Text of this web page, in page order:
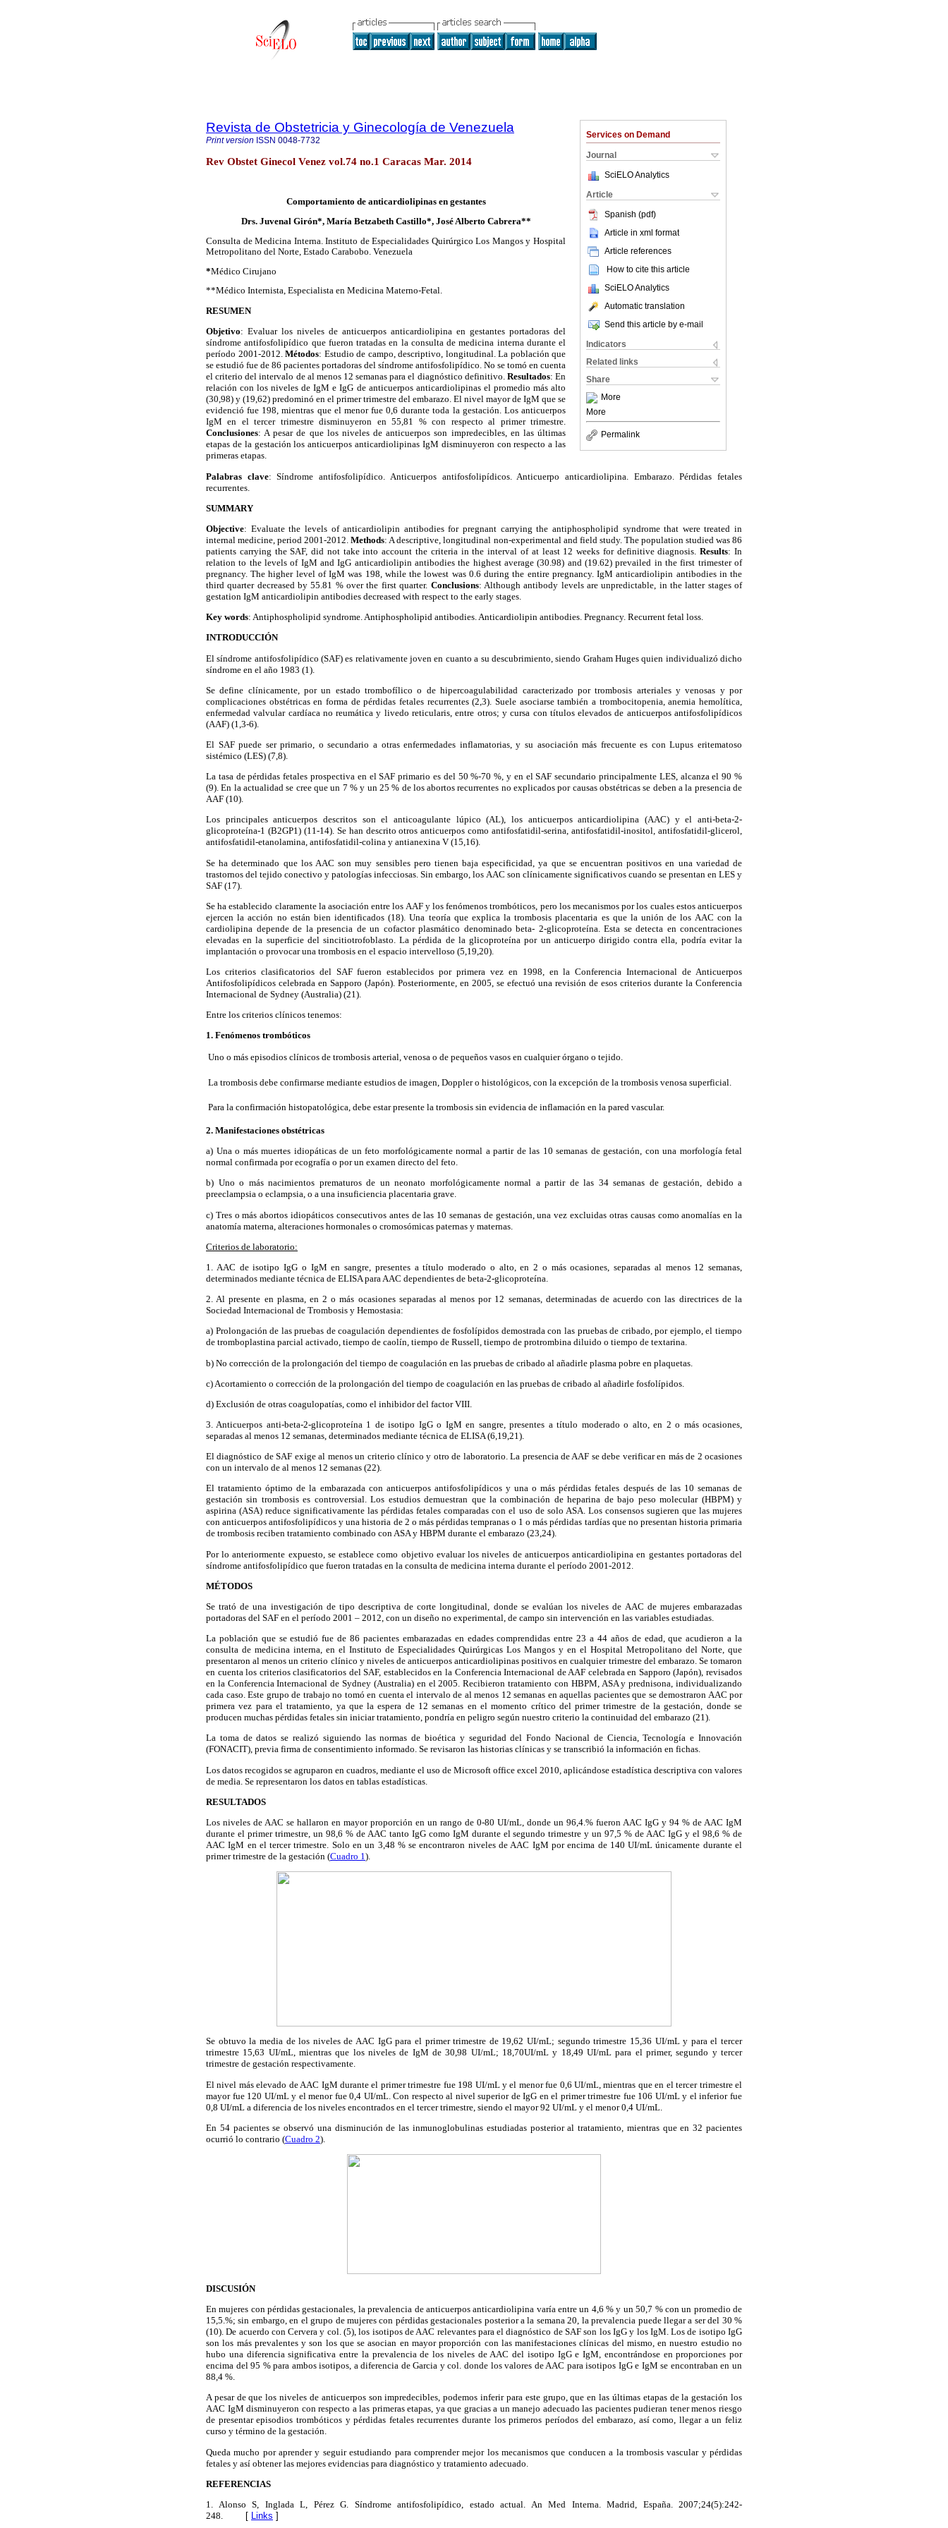
Services on Demand
Journal
SciELO Analytics
Article
Spanish (pdf)
Article in xml format
Article references
How to cite this article
SciELO Analytics
Automatic translation
Send this article by e-mail
Indicators
Related links
Share
More
More
Permalink
Revista de Obstetricia y Ginecología de Venezuela
Print version ISSN 0048-7732
Rev Obstet Ginecol Venez vol.74 no.1 Caracas Mar. 2014
Comportamiento de anticardiolipinas en gestantes
Drs. Juvenal Girón*, María Betzabeth Castillo*, José Alberto Cabrera**
Consulta de Medicina Interna. Instituto de Especialidades Quirúrgico Los Mangos y Hospital
Metropolitano del Norte, Estado Carabobo. Venezuela
*Médico Cirujano
**Médico Internista, Especialista en Medicina Materno-Fetal.
RESUMEN
Objetivo: Evaluar los niveles de anticuerpos anticardiolipina en gestantes portadoras del
síndrome antifosfolipídico que fueron tratadas en la consulta de medicina interna durante el
período 2001-2012. Métodos: Estudio de campo, descriptivo, longitudinal. La población que
se estudió fue de 86 pacientes portadoras del síndrome antifosfolipídico. No se tomó en cuenta
el criterio del intervalo de al menos 12 semanas para el diagnóstico definitivo. Resultados: En
relación con los niveles de IgM e IgG de anticuerpos anticardiolipinas el promedio más alto
(30,98) y (19,62) predominó en el primer trimestre del embarazo. El nivel mayor de IgM que se
evidenció fue 198, mientras que el menor fue 0,6 durante toda la gestación. Los anticuerpos
IgM en el tercer trimestre disminuyeron en 55,81 % con respecto al primer trimestre.
Conclusiones: A pesar de que los niveles de anticuerpos son impredecibles, en las últimas
etapas de la gestación los anticuerpos anticardiolipinas IgM disminuyeron con respecto a las
primeras etapas.
Palabras clave: Síndrome antifosfolipídico. Anticuerpos antifosfolipídicos. Anticuerpo anticardiolipina. Embarazo. Pérdidas fetales
recurrentes.
SUMMARY
Objective: Evaluate the levels of anticardiolipin antibodies for pregnant carrying the antiphospholipid syndrome that were treated in
internal medicine, period 2001-2012.Methods: A descriptive, longitudinal non-experimental and field study. The population studied was 86
patients carrying the SAF, did not take into account the criteria in the interval of at least 12 weeks for definitive diagnosis.Results: In
relation to the levels of IgM and IgG anticardiolipin antibodies the highest average (30.98) and (19.62) prevailed in the first trimester of
pregnancy. The higher level of IgM was 198, while the lowest was 0.6 during the entire pregnancy. IgM anticardiolipin antibodies in the
third quarter decreased by 55.81 % over the first quarter. Conclusions: Although antibody levels are unpredictable, in the latter stages of
gestation IgM anticardiolipin antibodies decreased with respect to the early stages.
Key words: Antiphospholipid syndrome. Antiphospholipid antibodies. Anticardiolipin antibodies. Pregnancy. Recurrent fetal loss.
INTRODUCCIÓN
El síndrome antifosfolipídico (SAF) es relativamente joven en cuanto a su descubrimiento, siendo Graham Huges quien individualizó dicho
síndrome en el año 1983 (1).
Se define clínicamente, por un estado trombofílico o de hipercoagulabilidad caracterizado por trombosis arteriales y venosas y por
complicaciones obstétricas en forma de pérdidas fetales recurrentes (2,3). Suele asociarse también a trombocitopenia, anemia hemolítica,
enfermedad valvular cardíaca no reumática y livedo reticularis, entre otros; y cursa con títulos elevados de anticuerpos antifosfolipídicos
(AAF) (1,3-6).
El SAF puede ser primario, o secundario a otras enfermedades inflamatorias, y su asociación más frecuente es con Lupus eritematoso
sistémico (LES) (7,8).
La tasa de pérdidas fetales prospectiva en el SAF primario es del 50 %-70 %, y en el SAF secundario principalmente LES, alcanza el 90 %
(9). En la actualidad se cree que un 7 % y un 25 % de los abortos recurrentes no explicados por causas obstétricas se deben a la presencia de
AAF (10).
Los principales anticuerpos descritos son el anticoagulante lúpico (AL), los anticuerpos anticardiolipina (AAC) y el anti-beta-2-
glicoproteína-1 (B2GP1) (11-14). Se han descrito otros anticuerpos como antifosfatidil-serina, antifosfatidil-inositol, antifosfatidil-glicerol,
antifosfatidil-etanolamina, antifosfatidil-colina y antianexina V (15,16).
Se ha determinado que los AAC son muy sensibles pero tienen baja especificidad, ya que se encuentran positivos en una variedad de
trastornos del tejido conectivo y patologías infecciosas. Sin embargo, los AAC son clínicamente significativos cuando se presentan en LES y
SAF (17).
Se ha establecido claramente la asociación entre los AAF y los fenómenos trombóticos, pero los mecanismos por los cuales estos anticuerpos
ejercen la acción no están bien identificados (18). Una teoría que explica la trombosis placentaria es que la unión de los AAC con la
cardiolipina depende de la presencia de un cofactor plasmático denominado beta- 2-glicoproteína. Esta se detecta en concentraciones
elevadas en la superficie del sincitiotrofoblasto. La pérdida de la glicoproteína por un anticuerpo dirigido contra ella, podría evitar la
implantación o provocar una trombosis en el espacio intervelloso (5,19,20).
Los criterios clasificatorios del SAF fueron establecidos por primera vez en 1998, en la Conferencia Internacional de Anticuerpos
Antifosfolipídicos celebrada en Sapporo (Japón). Posteriormente, en 2005, se efectuó una revisión de esos criterios durante la Conferencia
Internacional de Sydney (Australia) (21).
Entre los criterios clínicos tenemos:
1. Fenómenos trombóticos
 Uno o más episodios clínicos de trombosis arterial, venosa o de pequeños vasos en cualquier órgano o tejido.
 La trombosis debe confirmarse mediante estudios de imagen, Doppler o histológicos, con la excepción de la trombosis venosa superficial.
 Para la confirmación histopatológica, debe estar presente la trombosis sin evidencia de inflamación en la pared vascular.
2. Manifestaciones obstétricas
a) Una o más muertes idiopáticas de un feto morfológicamente normal a partir de las 10 semanas de gestación, con una morfología fetal
normal confirmada por ecografía o por un examen directo del feto.
b) Uno o más nacimientos prematuros de un neonato morfológicamente normal a partir de las 34 semanas de gestación, debido a
preeclampsia o eclampsia, o a una insuficiencia placentaria grave.
c) Tres o más abortos idiopáticos consecutivos antes de las 10 semanas de gestación, una vez excluidas otras causas como anomalías en la
anatomía materna, alteraciones hormonales o cromosómicas paternas y maternas.
Criterios de laboratorio:
1. AAC de isotipo IgG o IgM en sangre, presentes a título moderado o alto, en 2 o más ocasiones, separadas al menos 12 semanas,
determinados mediante técnica de ELISA para AAC dependientes de beta-2-glicoproteína.
2. Al presente en plasma, en 2 o más ocasiones separadas al menos por 12 semanas, determinadas de acuerdo con las directrices de la
Sociedad Internacional de Trombosis y Hemostasia:
a) Prolongación de las pruebas de coagulación dependientes de fosfolípidos demostrada con las pruebas de cribado, por ejemplo, el tiempo
de tromboplastina parcial activado, tiempo de caolín, tiempo de Russell, tiempo de protrombina diluido o tiempo de textarina.
b) No corrección de la prolongación del tiempo de coagulación en las pruebas de cribado al añadirle plasma pobre en plaquetas.
c) Acortamiento o corrección de la prolongación del tiempo de coagulación en las pruebas de cribado al añadirle fosfolípidos.
d) Exclusión de otras coagulopatías, como el inhibidor del factor VIII.
3. Anticuerpos anti-beta-2-glicoproteína 1 de isotipo IgG o IgM en sangre, presentes a título moderado o alto, en 2 o más ocasiones,
separadas al menos 12 semanas, determinados mediante técnica de ELISA (6,19,21).
El diagnóstico de SAF exige al menos un criterio clínico y otro de laboratorio. La presencia de AAF se debe verificar en más de 2 ocasiones
con un intervalo de al menos 12 semanas (22).
El tratamiento óptimo de la embarazada con anticuerpos antifosfolipídicos y una o más pérdidas fetales después de las 10 semanas de
gestación sin trombosis es controversial. Los estudios demuestran que la combinación de heparina de bajo peso molecular (HBPM) y
aspirina (ASA) reduce significativamente las pérdidas fetales comparadas con el uso de solo ASA. Los consensos sugieren que las mujeres
con anticuerpos antifosfolipídicos y una historia de 2 o más pérdidas tempranas o 1 o más pérdidas tardías que no presentan historia primaria
de trombosis reciben tratamiento combinado con ASA y HBPM durante el embarazo (23,24).
Por lo anteriormente expuesto, se establece como objetivo evaluar los niveles de anticuerpos anticardiolipina en gestantes portadoras del
síndrome antifosfolipídico que fueron tratadas en la consulta de medicina interna durante el período 2001-2012.
MÉTODOS
Se trató de una investigación de tipo descriptiva de corte longitudinal, donde se evalúan los niveles de AAC de mujeres embarazadas
portadoras del SAF en el período 2001 – 2012, con un diseño no experimental, de campo sin intervención en las variables estudiadas.
La población que se estudió fue de 86 pacientes embarazadas en edades comprendidas entre 23 a 44 años de edad, que acudieron a la
consulta de medicina interna, en el Instituto de Especialidades Quirúrgicas Los Mangos y en el Hospital Metropolitano del Norte, que
presentaron al menos un criterio clínico y niveles de anticuerpos anticardiolipinas positivos en cualquier trimestre del embarazo. Se tomaron
en cuenta los criterios clasificatorios del SAF, establecidos en la Conferencia Internacional de AAF celebrada en Sapporo (Japón), revisados
en la Conferencia Internacional de Sydney (Australia) en el 2005. Recibieron tratamiento con HBPM, ASA y prednisona, individualizando
cada caso. Este grupo de trabajo no tomó en cuenta el intervalo de al menos 12 semanas en aquellas pacientes que se demostraron AAC por
primera vez para el tratamiento, ya que la espera de 12 semanas en el momento crítico del primer trimestre de la gestación, donde se
producen muchas pérdidas fetales sin iniciar tratamiento, pondría en peligro según nuestro criterio la continuidad del embarazo (21).
La toma de datos se realizó siguiendo las normas de bioética y seguridad del Fondo Nacional de Ciencia, Tecnología e Innovación
(FONACIT), previa firma de consentimiento informado. Se revisaron las historias clínicas y se transcribió la información en fichas.
Los datos recogidos se agruparon en cuadros, mediante el uso de Microsoft office excel 2010, aplicándose estadística descriptiva con valores
de media. Se representaron los datos en tablas estadísticas.
RESULTADOS
Los niveles de AAC se hallaron en mayor proporción en un rango de 0-80 UI/mL, donde un 96,4.% fueron AAC IgG y 94 % de AAC IgM
durante el primer trimestre, un 98,6 % de AAC tanto IgG como IgM durante el segundo trimestre y un 97,5 % de AAC IgG y el 98,6 % de
AAC IgM en el tercer trimestre. Solo en un 3,48 % se encontraron niveles de AAC IgM por encima de 140 UI/mL únicamente durante el
primer trimestre de la gestación (Cuadro 1 ).
Se obtuvo la media de los niveles de AAC IgG para el primer trimestre de 19,62 UI/mL; segundo trimestre 15,36 UI/mL y para el tercer
trimestre 15,63 UI/mL, mientras que los niveles de IgM de 30,98 UI/mL; 18,70UI/mL y 18,49 UI/mL para el primer, segundo y tercer
trimestre de gestación respectivamente.
El nivel más elevado de AAC IgM durante el primer trimestre fue 198 UI/mL y el menor fue 0,6 UI/mL, mientras que en el tercer trimestre el
mayor fue 120 UI/mL y el menor fue 0,4 UI/mL. Con respecto al nivel superior de IgG en el primer trimestre fue 106 UI/mL y el inferior fue
0,8 UI/mL a diferencia de los niveles encontrados en el tercer trimestre, siendo el mayor 92 UI/mL y el menor 0,4 UI/mL.
En 54 pacientes se observó una disminución de las inmunoglobulinas estudiadas posterior al tratamiento, mientras que en 32 pacientes
ocurrió lo contrario (Cuadro 2).
DISCUSIÓN
En mujeres con pérdidas gestacionales, la prevalencia de anticuerpos anticardiolipina varía entre un 4,6 % y un 50,7 % con un promedio de
15,5.%; sin embargo, en el grupo de mujeres con pérdidas gestacionales posterior a la semana 20, la prevalencia puede llegar a ser del 30 %
(10). De acuerdo con Cervera y col. (5), los isotipos de AAC relevantes para el diagnóstico de SAF son los IgG y los IgM. Los de isotipo IgG
son los más prevalentes y son los que se asocian en mayor proporción con las manifestaciones clínicas del mismo, en nuestro estudio no
hubo una diferencia significativa entre la prevalencia de los niveles de AAC del isotipo IgG e IgM, encontrándose en proporciones por
encima del 95 % para ambos isotipos, a diferencia de Garcia y col. donde los valores de AAC para isotipos IgG e IgM se encontraban en un
88,4 %.
A pesar de que los niveles de anticuerpos son impredecibles, podemos inferir para este grupo, que en las últimas etapas de la gestación los
AAC IgM disminuyeron con respecto a las primeras etapas, ya que gracias a un manejo adecuado las pacientes pudieran tener menos riesgo
de presentar episodios trombóticos y pérdidas fetales recurrentes durante los primeros períodos del embarazo, así como, llegar a un feliz
curso y término de la gestación.
Queda mucho por aprender y seguir estudiando para comprender mejor los mecanismos que conducen a la trombosis vascular y pérdidas
fetales y así obtener las mejores evidencias para diagnóstico y tratamiento adecuado.
REFERENCIAS
1. Alonso S, Inglada L, Pérez G. Síndrome antifosfolipídico, estado actual. An Med Interna. Madrid, España. 2007;24(5):242-
248. [ Links ]